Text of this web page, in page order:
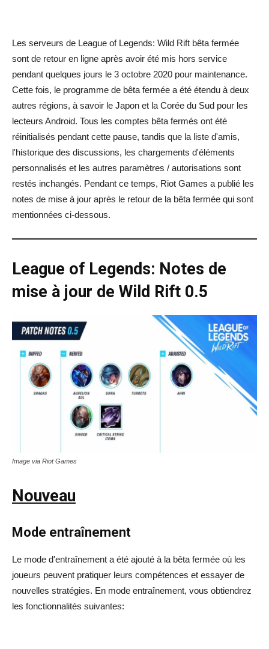
Les serveurs de League of Legends: Wild Rift bêta fermée
sont de retour en ligne après avoir été mis hors service
pendant quelques jours le 3 octobre 2020 pour maintenance.
Cette fois, le programme de bêta fermée a été étendu à deux
autres régions, à savoir le Japon et la Corée du Sud pour les
lecteurs Android. Tous les comptes bêta fermés ont été
réinitialisés pendant cette pause, tandis que la liste d'amis,
l'historique des discussions, les chargements d'éléments
personnalisés et les autres paramètres / autorisations sont
restés inchangés. Pendant ce temps, Riot Games a publié les
notes de mise à jour après le retour de la bêta fermée qui sont
mentionnées ci-dessous.
League of Legends: Notes de
mise à jour de Wild Rift 0.5
Image via Riot Games
Nouveau
Mode entraînement
Le mode d'entraînement a été ajouté à la bêta fermée où les
joueurs peuvent pratiquer leurs compétences et essayer de
nouvelles stratégies. En mode entraînement, vous obtiendrez
les fonctionnalités suivantes: